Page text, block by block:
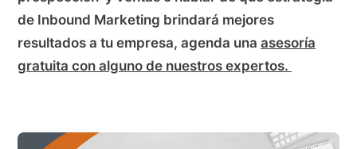
de Inbound Marketing brindará mejores
resultados a tu empresa, agenda una asesoría
gratuita con alguno de nuestros expertos.